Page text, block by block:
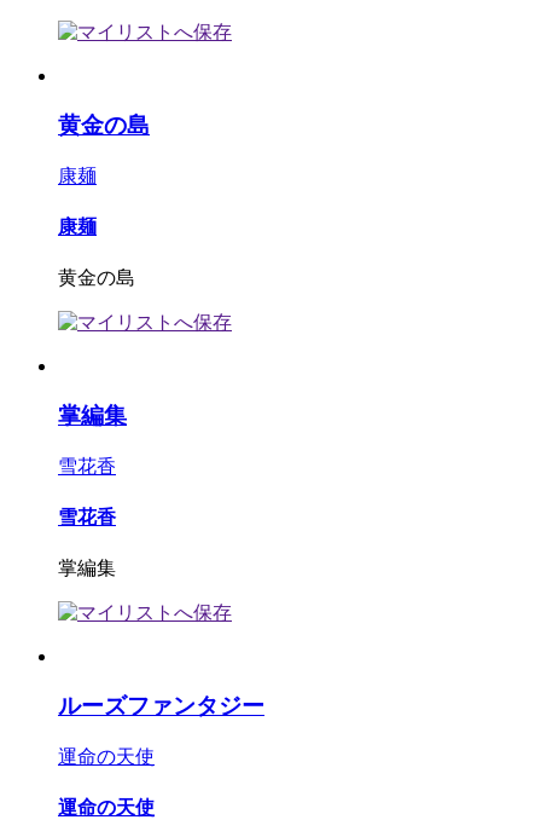
黄金の島
康麺
康麺
黄金の島
掌編集
雪花香
雪花香
掌編集
ルーズファンタジー
運命の天使
運命の天使